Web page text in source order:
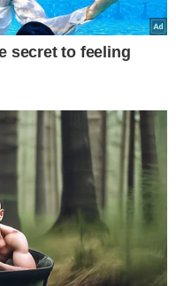
que alguém
mas pode
para
alimentares.
é
e emoções",